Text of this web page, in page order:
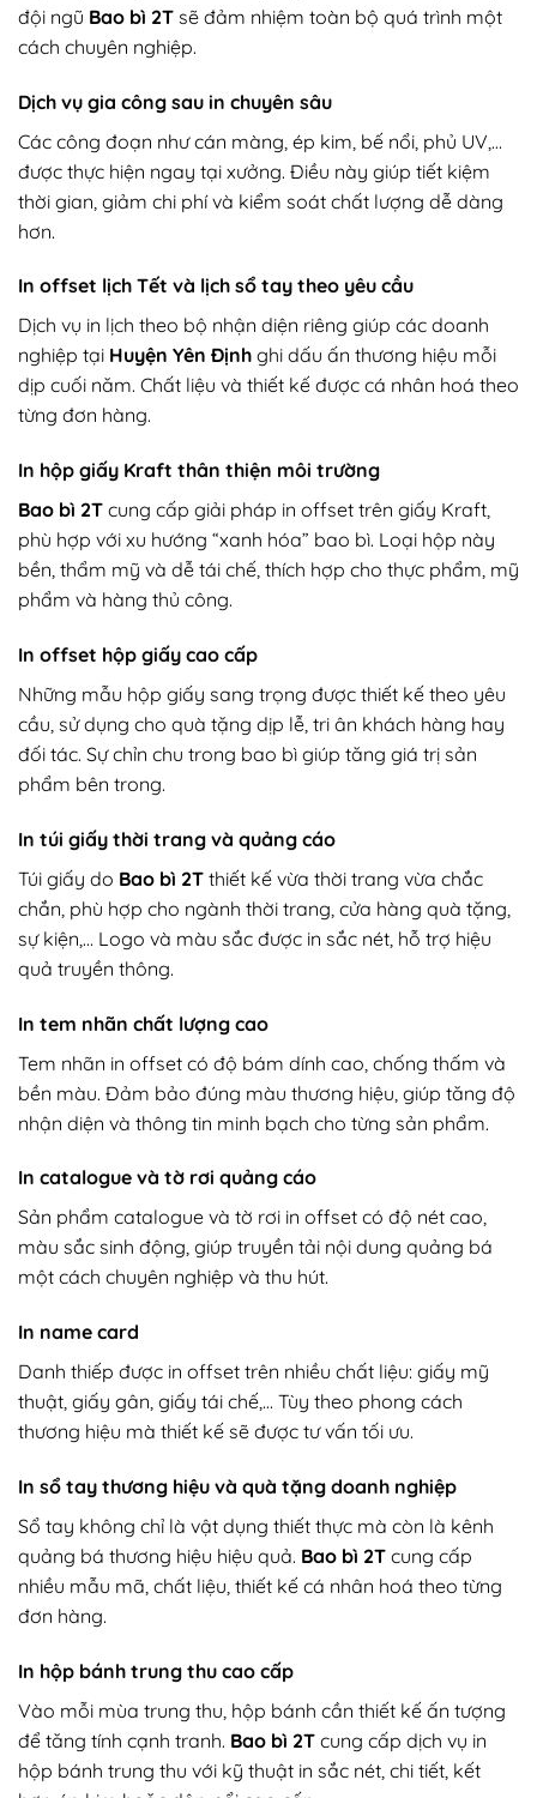
đội ngũ Bao bì 2T sẽ đảm nhiệm toàn bộ quá trình một
cách chuyên nghiệp.
Dịch vụ gia công sau in chuyên sâu
Các công đoạn như cán màng, ép kim, bế nổi, phủ UV,…
được thực hiện ngay tại xưởng. Điều này giúp tiết kiệm
thời gian, giảm chi phí và kiểm soát chất lượng dễ dàng
hơn.
In offset lịch Tết và lịch sổ tay theo yêu cầu
Dịch vụ in lịch theo bộ nhận diện riêng giúp các doanh
nghiệp tại Huyện Yên Định ghi dấu ấn thương hiệu mỗi
dịp cuối năm. Chất liệu và thiết kế được cá nhân hoá theo
từng đơn hàng.
In hộp giấy Kraft thân thiện môi trường
Bao bì 2T cung cấp giải pháp in offset trên giấy Kraft,
phù hợp với xu hướng “xanh hóa” bao bì. Loại hộp này
bền, thẩm mỹ và dễ tái chế, thích hợp cho thực phẩm, mỹ
phẩm và hàng thủ công.
In offset hộp giấy cao cấp
Những mẫu hộp giấy sang trọng được thiết kế theo yêu
cầu, sử dụng cho quà tặng dịp lễ, tri ân khách hàng hay
đối tác. Sự chỉn chu trong bao bì giúp tăng giá trị sản
phẩm bên trong.
In túi giấy thời trang và quảng cáo
Túi giấy do Bao bì 2T thiết kế vừa thời trang vừa chắc
chắn, phù hợp cho ngành thời trang, cửa hàng quà tặng,
sự kiện,… Logo và màu sắc được in sắc nét, hỗ trợ hiệu
quả truyền thông.
In tem nhãn chất lượng cao
Tem nhãn in offset có độ bám dính cao, chống thấm và
bền màu. Đảm bảo đúng màu thương hiệu, giúp tăng độ
nhận diện và thông tin minh bạch cho từng sản phẩm.
In catalogue và tờ rơi quảng cáo
Sản phẩm catalogue và tờ rơi in offset có độ nét cao,
màu sắc sinh động, giúp truyền tải nội dung quảng bá
một cách chuyên nghiệp và thu hút.
In name card
Danh thiếp được in offset trên nhiều chất liệu: giấy mỹ
thuật, giấy gân, giấy tái chế,… Tùy theo phong cách
thương hiệu mà thiết kế sẽ được tư vấn tối ưu.
In sổ tay thương hiệu và quà tặng doanh nghiệp
Sổ tay không chỉ là vật dụng thiết thực mà còn là kênh
quảng bá thương hiệu hiệu quả. Bao bì 2T cung cấp
nhiều mẫu mã, chất liệu, thiết kế cá nhân hoá theo từng
đơn hàng.
In hộp bánh trung thu cao cấp
Vào mỗi mùa trung thu, hộp bánh cần thiết kế ấn tượng
để tăng tính cạnh tranh. Bao bì 2T cung cấp dịch vụ in
hộp bánh trung thu với kỹ thuật in sắc nét, chi tiết, kết